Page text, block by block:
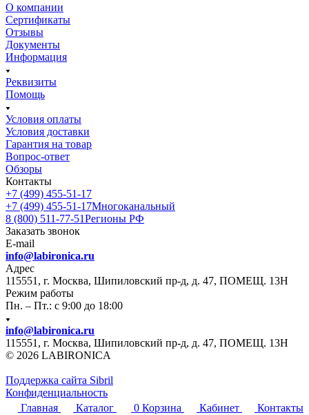
О компании
Сертификаты
Отзывы
Документы
Информация
Реквизиты
Помощь
Условия оплаты
Условия доставки
Гарантия на товар
Вопрос-ответ
Обзоры
Контакты
+7 (499) 455-51-17
+7 (499) 455-51-17Многоканальный
8 (800) 511-77-51Регионы РФ
Заказать звонок
E-mail
info@labironica.ru
Адрес
115551, г. Москва, Шипиловский пр-д, д. 47, ПОМЕЩ. 13Н
Режим работы
Пн. – Пт.: с 9:00 до 18:00
info@labironica.ru
115551, г. Москва, Шипиловский пр-д, д. 47, ПОМЕЩ. 13Н
© 2026 LABIRONICA
Поддержка сайта Sibril
Конфиденциальность
Главная
Каталог 0 Корзина Кабинет Контакты